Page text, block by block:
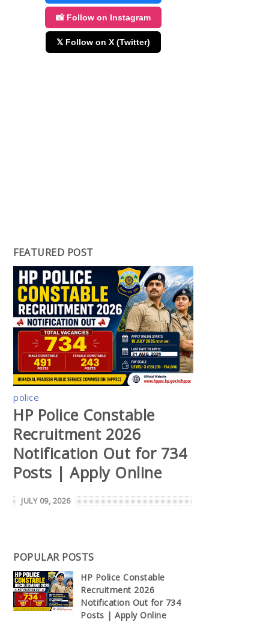
📸 Follow on Instagram
𝕏 Follow on X (Twitter)
FEATURED POST
police
HP Police Constable
Recruitment 2026
Notification Out for 734
Posts | Apply Online
JULY 09, 2026
POPULAR POSTS
HP Police Constable
Recruitment 2026
Notification Out for 734
Posts | Apply Online